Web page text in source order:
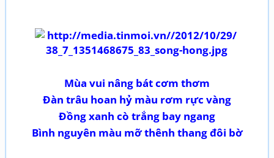
Mùa vui nâng bát cơm thơm
Đàn trâu hoan hỷ màu rơm rực vàng
Đồng xanh cò trắng bay ngang
Bình nguyên màu mỡ thênh thang đôi bờ